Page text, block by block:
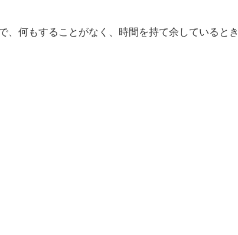
、何もすることがなく、時間を持て余しているとき